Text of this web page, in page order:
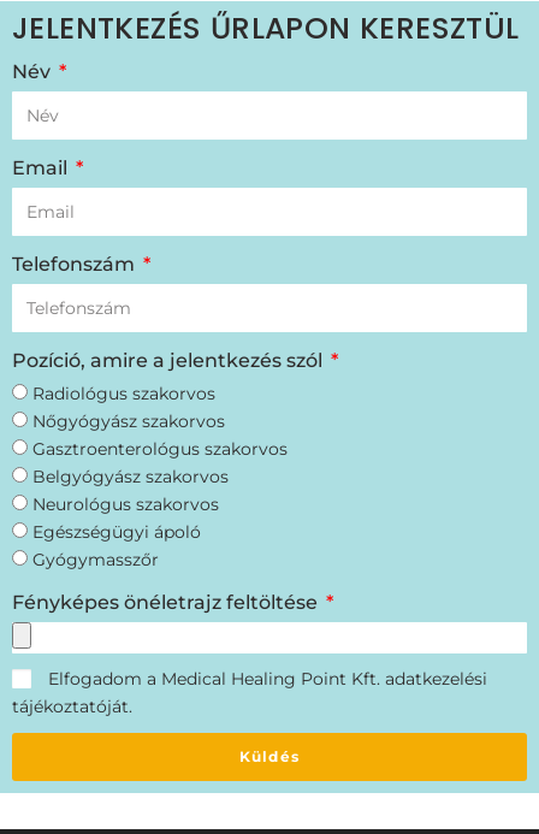
JELENTKEZÉS ŰRLAPON KERESZTÜL
Név
Email
Telefonszám
Pozíció, amire a jelentkezés szól
Radiológus szakorvos
Nőgyógyász szakorvos
Gasztroenterológus szakorvos
Belgyógyász szakorvos
Neurológus szakorvos
Egészségügyi ápoló
Gyógymasszőr
Fényképes önéletrajz feltöltése
Elfogadom a Medical Healing Point Kft. adatkezelési
tájékoztatóját.
Küldés